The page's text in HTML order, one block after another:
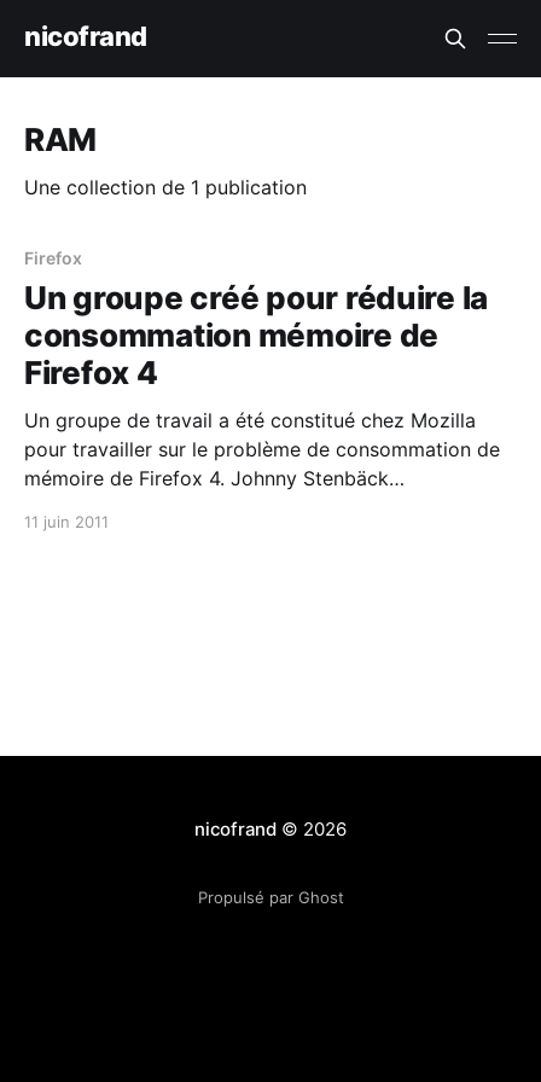
nicofrand
RAM
Une collection de 1 publication
Firefox
Un groupe créé pour réduire la
consommation mémoire de
Firefox 4
Un groupe de travail a été constitué chez Mozilla
pour travailler sur le problème de consommation de
mémoire de Firefox 4. Johnny Stenbäck
Stenback] écrivait jeudi dernier sur la mailing list des
11 juin 2011
nicofrand© 2026
Propulsé par Ghost